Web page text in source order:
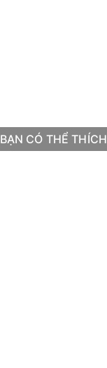
BẠN CÓ THỂ THÍCH